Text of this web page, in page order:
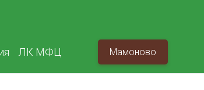
ЛК МФЦ Мамоново